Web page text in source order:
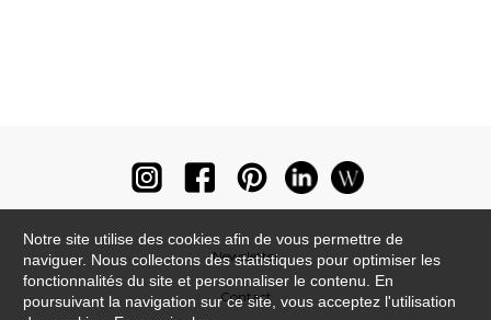
Newsletter
Contact
Notre site utilise des cookies afin de vous permettre de
naviguer. Nous collectons des statistiques pour optimiser les
fonctionnalités du site et personnaliser le contenu. En
poursuivant la navigation sur ce site, vous acceptez l'utilisation